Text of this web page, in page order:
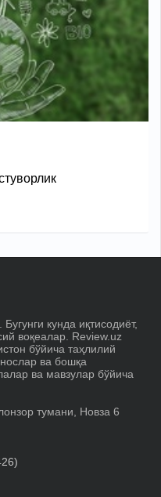
кунда иқтисодиёт,
воқеалар. Review.uz
бўйича таҳлилий
ва бошқа
ва мавзулар бўйича
тумани, Новза 6